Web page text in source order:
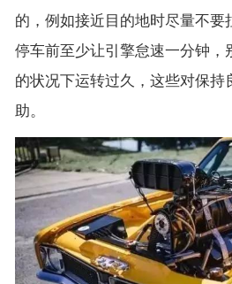
的，例如接近目的地时尽量不要
停车前至少让引擎怠速一分钟，
的状况下运转过久，这些对保持
助。